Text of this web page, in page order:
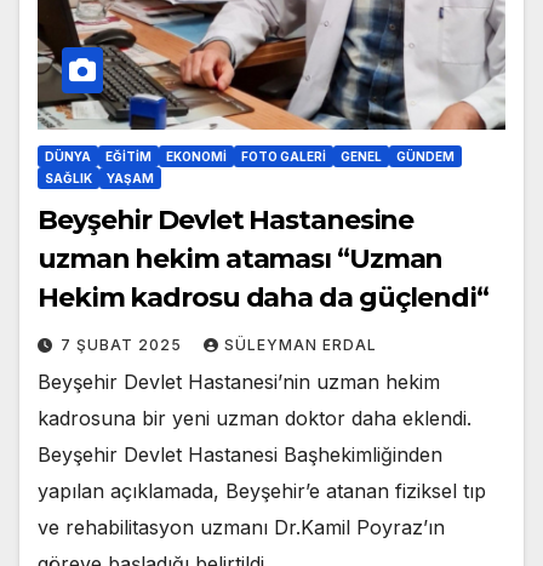
DÜNYA EĞITIM EKONOMI FOTO GALERI GENEL
GÜNDEM
SAĞLIK
YAŞAM
Beyşehir Devlet Hastanesine
uzman hekim ataması “Uzman
Hekim kadrosu daha da güçlendi“
7 ŞUBAT 2025 SÜLEYMAN ERDAL
Beyşehir Devlet Hastanesi’nin uzman hekim
kadrosuna bir yeni uzman doktor daha eklendi.
Beyşehir Devlet Hastanesi Başhekimliğinden
yapılan açıklamada, Beyşehir’e atanan fiziksel tıp
ve rehabilitasyon uzmanı Dr.Kamil Poyraz’ın